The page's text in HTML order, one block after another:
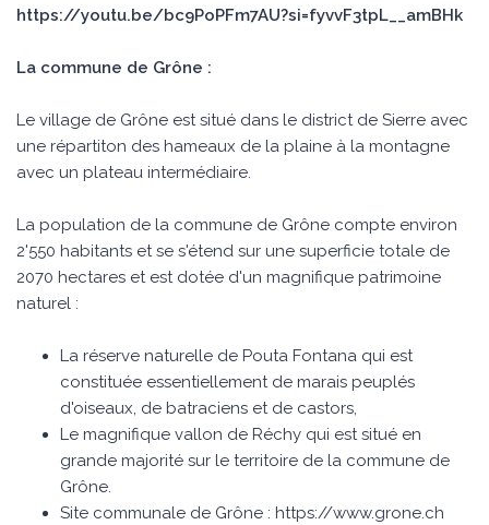
https://youtu.be/bc9PoPFm7AU?si=fyvvF3tpL__amBHk
La commune de Grône :
Le village de Grône est situé dans le district de Sierre avec
une répartiton des hameaux de la plaine à la montagne
avec un plateau intermédiaire.
La population de la commune de Grône compte environ
2'550 habitants et se s'étend sur une superficie totale de
2070 hectares et est dotée d'un magnifique patrimoine
naturel :
La réserve naturelle de Pouta Fontana qui est
constituée essentiellement de marais peuplés
d'oiseaux, de batraciens et de castors,
Le magnifique vallon de Réchy qui est situé en
grande majorité sur le territoire de la commune de
Grône.
Site communale de Grône : https://www.grone.ch